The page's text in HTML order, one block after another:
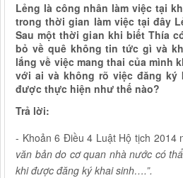
Lẻng là công nhân làm việc tại
trong thời gian làm việc tại đây
Sau một thời gian khi biết Thía
bỏ về quê không tin tức gì và
lắng về việc mang thai của mình
với ai và không rõ việc đăng ký
được thực hiện như thế nào?
Trả lời:
- Khoản 6 Điều 4 Luật Hộ tịch 2014
văn bản do cơ quan nhà nước có
khi được đăng ký khai sinh….”.